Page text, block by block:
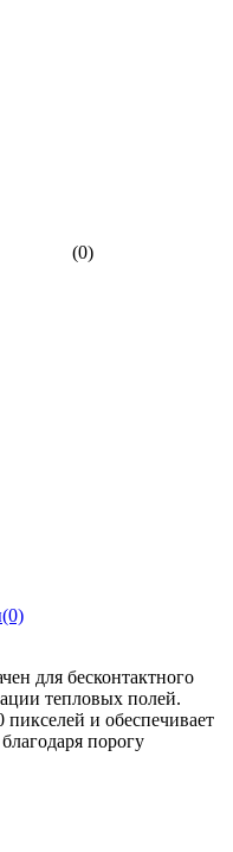
(0)
для бесконтактного
тепловых полей.
и обеспечивает
порогу